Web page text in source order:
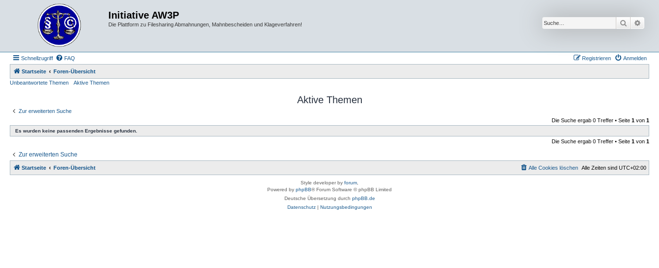
Initiative AW3P
Die Plattform zu Filesharing Abmahnungen, Mahnbescheiden und Klageverfahren! Suche
Schnellzugriff FAQ Anmelden
Registrieren
Startseite
Foren-Übersicht
Unbeantwortete Themen
Aktive Themen
Aktive Themen
Zur erweiterten Suche
Die Suche ergab 0 Treffer • Seite 1 von 1
Es wurden keine passenden Ergebnisse gefunden.
Die Suche ergab 0 Treffer • Seite 1 von 1
Zur erweiterten Suche
Startseite Foren-Übersicht Alle Zeiten sind UTC+02:00
Alle Cookies löschen
Style developer by forum
Powered by phpBB® Forum Software © phpBB Limited
Deutsche Übersetzung durch phpBB.de
Datenschutz| Nutzungsbedingungen